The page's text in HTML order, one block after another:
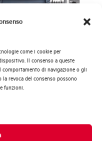
come i cookie per
Il consenso a queste
di navigazione o gli
revoca del consenso possono
funzioni.
-25/+40
A pavimento
di più?